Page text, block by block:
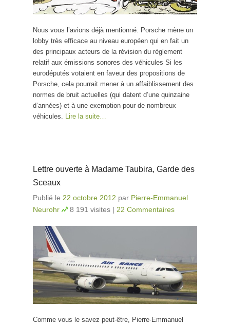
Nous vous l’avions déjà mentionné: Porsche mène un
lobby très efficace au niveau européen qui en fait un
des principaux acteurs de la révision du règlement
relatif aux émissions sonores des véhicules Si les
eurodéputés votaient en faveur des propositions de
Porsche, cela pourrait mener à un affaiblissement des
normes de bruit actuelles (qui datent d’une quinzaine
d’années) et à une exemption pour de nombreux
véhicules. Lire la suite…
Lettre ouverte à Madame Taubira, Garde des
Sceaux
Publié le 22 octobre 2012 par Pierre-Emmanuel
Neurohr
8 191 visites | 22 Commentaires
Comme vous le savez peut-être, Pierre-Emmanuel